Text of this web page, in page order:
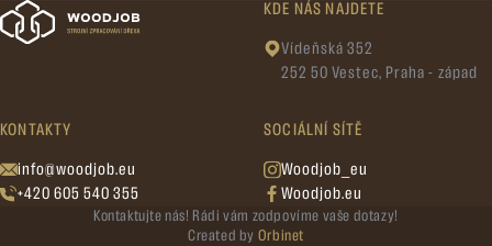
KDE NÁS NAJDETE
Vídeňská 352
252 50 Vestec, Praha - západ
KONTAKTY
info@woodjob.eu
+420 605 540 355
SOCIÁLNÍ SÍTĚ
Woodjob_eu
Woodjob.eu
Kontaktujte nás! Rádi vám zodpovíme vaše dotazy!
Created by Orbinet